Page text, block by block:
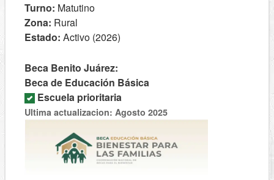
Turno: Matutino
Zona: Rural
Estado: Activo (2026)
Beca Benito Juárez:
Beca de Educación Básica
Escuela prioritaria
Ultima actualizacion: Agosto 2025